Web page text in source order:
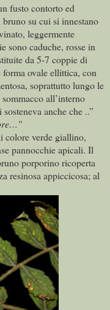
fusto contorto ed
su cui si innestano
leggermente
sono caduche, rosse in
da 5-7 coppie di
ovale ellittica, con
soprattutto lungo le
all’interno
anche che ..”
colore verde giallino,
pannocchie apicali. Il
porporino ricoperta
resinosa appiccicosa; al